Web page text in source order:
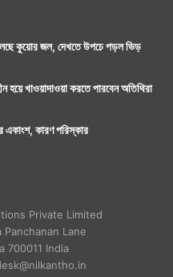
মানসিক গঠন,
জীবনপ্রবাহ এক একরকম হয়ে
রাশিচক্রে শুভাশুভ গ্রহের
ইত্যাদি ভেদে ফলাফলের
কুয়োর জল, দেখতে উপচে পড়ল ভিড়
খাওয়াদাওয়া করতে পারবেন অতিথিরা
একাংশ, কারণ পরিস্কার
Private Limited
Panchanan Lane
700011 India